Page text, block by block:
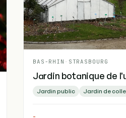
BAS-RHIN - STRASBOURG
Jardin botanique de
Jardin public Jardin de
-